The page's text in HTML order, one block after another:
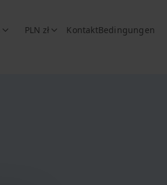
PLN zł KontaktBedingungen